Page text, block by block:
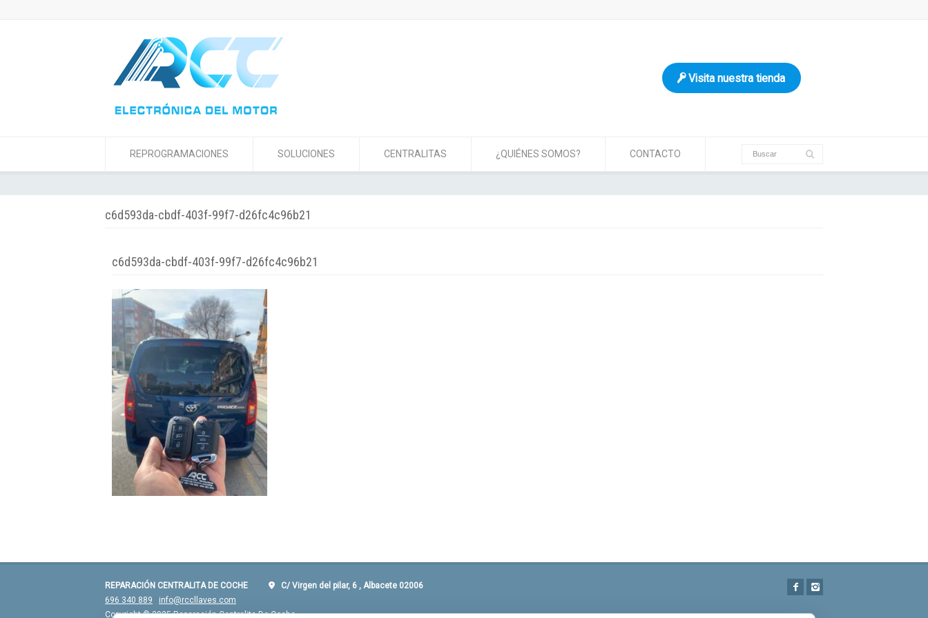
Visita nuestra tienda
REPROGRAMACIONES SOLUCIONES CENTRALITAS ¿QUIÉNES SOMOS? CONTACTO
c6d593da-cbdf-403f-99f7-d26fc4c96b21
c6d593da-cbdf-403f-99f7-d26fc4c96b21
REPARACIÓN CENTRALITA DE COCHE
C/ Virgen del pilar, 6 , Albacete 02006
696 340 889
info@rccllaves.com
Copyright © 2025 Reparación Centralita De Coche